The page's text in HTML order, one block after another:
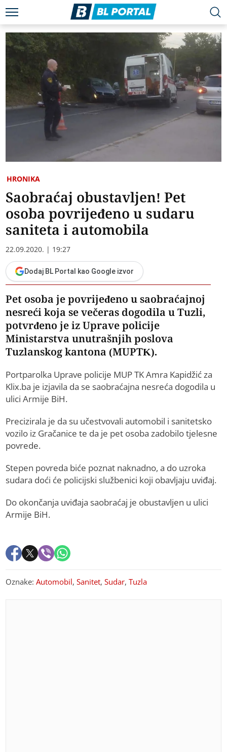
HRONIKA
Saobraćaj obustavljen! Pet
osoba povrijeđeno u sudaru
saniteta i automobila
22.09.2020. | 19:27
Dodaj BL Portal kao Google izvor
Pet osoba je povrijeđeno u saobraćajnoj
nesreći koja se večeras dogodila u Tuzli,
potvrđeno je iz Uprave policije
Ministarstva unutrašnjih poslova
Tuzlanskog kantona (MUPTK).
Portparolka Uprave policije MUP TK Amra Kapidžić za
Klix.ba je izjavila da se saobraćajna nesreća dogodila u
ulici Armije BiH.
Precizirala je da su učestvovali automobil i sanitetsko
vozilo iz Gračanice te da je pet osoba zadobilo tjelesne
povrede.
Stepen povreda biće poznat naknadno, a do uzroka
sudara doći će policijski službenici koji obavljaju uviđaj.
Do okončanja uviđaja saobraćaj je obustavljen u ulici
Armije BiH.
Oznake:Automobil,Sanitet,Sudar,Tuzla